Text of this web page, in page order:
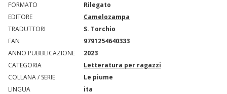
FORMATO
Rilegato
EDITORE
Camelozampa
TRADUTTORI
S. Torchio
EAN
9791254640333
ANNO PUBBLICAZIONE
2023
CATEGORIA
Letteratura per ragazzi
COLLANA / SERIE
Le piume
LINGUA
ita